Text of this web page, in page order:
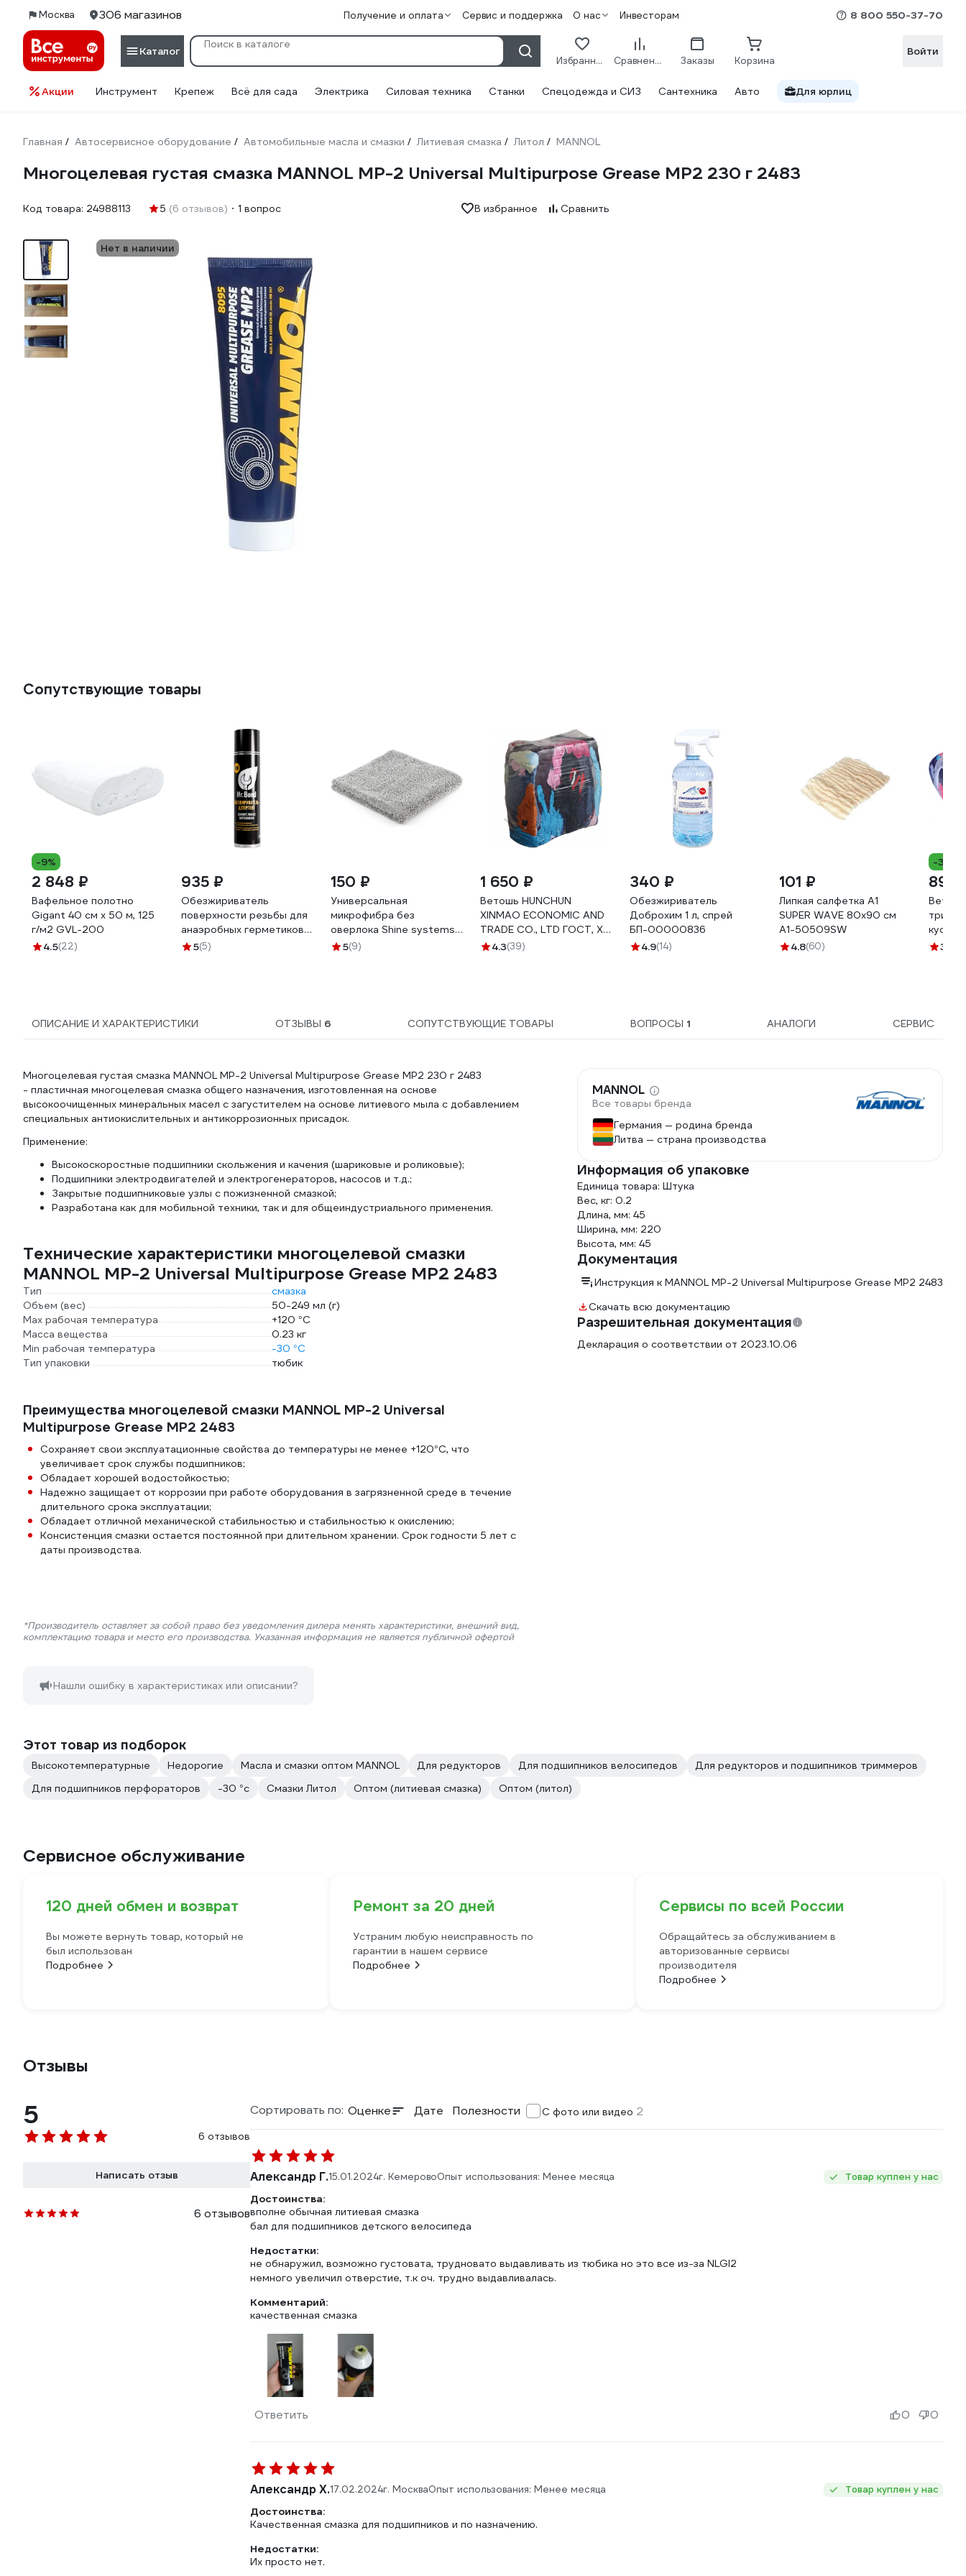
Москва 306 магазинов Получение и оплата Сервис и поддержка О нас Инвесторам 8 800 550-37-70
Каталог
Избранное Сравнение Заказы Корзина
Войти
Акции Инструмент Крепеж Всё для сада Электрика Силовая техника Станки Спецодежда и СИЗ Сантехника Авто Для юрлиц
Главная / Автосервисное оборудование / Автомобильные масла и смазки / Литиевая смазка / Литол / MANNOL
Многоцелевая густая смазка MANNOL MP-2 Universal Multipurpose Grease MP2 230 г 2483
Код товара: 24988113 5 (6 отзывов) 1 вопрос В избранное Сравнить
Нет в наличии
Сопутствующие товары
-9%
2 848 ₽
Вафельное полотно
Gigant 40 см х 50 м, 125
г/м2 GVL-200
4.5(22)
935 ₽
Обезжириватель
поверхности резьбы для
анаэробных герметиков
Mr.Bond 700
5(5)
150 ₽
Универсальная
микрофибра без
оверлока Shine systems
edgeless 40x40 см, 400
5(9)
1 650 ₽
Ветошь HUNCHUN
XINMAO ECONOMIC AND
TRADE CO., LTD ГОСТ, ХБ
цветной трикотаж,
4.3(39)
340 ₽
Обезжириватель
Доброхим 1 л, спрей
БП-00000836
4.9(14)
101 ₽
Липкая салфетка А1
SUPER WAVE 80x90 см
А1-50509SW
4.8(60)
-37%
899
куски,
3.6
ОПИСАНИЕ И ХАРАКТЕРИСТИКИ ОТЗЫВЫ 6 СОПУТСТВУЮЩИЕ ТОВАРЫ ВОПРОСЫ 1 АНАЛОГИ СЕРВИС
Многоцелевая густая смазка MANNOL MP-2 Universal Multipurpose Grease MP2 230 г 2483
- пластичная многоцелевая смазка общего назначения, изготовленная на основе
высокоочищенных минеральных масел с загустителем на основе литиевого мыла с добавлением
специальных антиокислительных и антикоррозионных присадок.
Применение:
Высокоскоростные подшипники скольжения и качения (шариковые и роликовые);
Подшипники электродвигателей и электрогенераторов, насосов и т.д.;
Закрытые подшипниковые узлы с пожизненной смазкой;
Разработана как для мобильной техники, так и для общеиндустриального применения.
Технические характеристики многоцелевой смазки
MANNOL MP-2 Universal Multipurpose Grease MP2 2483
Тип
смазка
Объем (вес)
50-249 мл (г)
Max рабочая температура
+120 °С
Масса вещества
0.23 кг
Min рабочая температура
-30 °С
Тип упаковки
тюбик
Преимущества многоцелевой смазки MANNOL MP-2 Universal
Multipurpose Grease MP2 2483
Сохраняет свои эксплуатационные свойства до температуры не менее +120°C, что
увеличивает срок службы подшипников;
Обладает хорошей водостойкостью;
Надежно защищает от коррозии при работе оборудования в загрязненной среде в течение
длительного срока эксплуатации;
Обладает отличной механической стабильностью и стабильностью к окислению;
Консистенция смазки остается постоянной при длительном хранении. Срок годности 5 лет с
даты производства.
*Производитель оставляет за собой право без уведомления дилера менять характеристики, внешний вид,
комплектацию товара и место его производства. Указанная информация не является публичной офертой
Нашли ошибку в характеристиках или описании?
MANNOL
Все товары бренда
Германия — родина бренда
Литва — страна производства
Информация об упаковке
Единица товара: Штука
Вес, кг: 0.2
Длина, мм: 45
Ширина, мм: 220
Высота, мм: 45
Документация
Инструкция к MANNOL MP-2 Universal Multipurpose Grease MP2 2483
Скачать всю документацию
Разрешительная документация
Декларация о соответствии от 2023.10.06
Этот товар из подборок
Высокотемпературные Недорогие Масла и смазки оптом MANNOL Для редукторов Для подшипников велосипедов
Для редукторов и подшипников триммеров
Для подшипников перфораторов
-30 °с Смазки Литол Оптом (литиевая смазка) Оптом (литол)
Сервисное обслуживание
120 дней обмен и возврат
Вы можете вернуть товар, который не
был использован
Подробнее
Ремонт за 20 дней
Устраним любую неисправность по
гарантии в нашем сервисе
Подробнее
Сервисы по всей России
Обращайтесь за обслуживанием в
авторизованные сервисы
производителя
Подробнее
Отзывы
5
6 отзывов
Написать отзыв
6 отзывов
Сортировать по: Оценке Дате Полезности С фото или видео 2
Александр Г.15.01.2024г. КемеровоОпыт использования: Менее месяца Товар куплен у нас
Достоинства:
вполне обычная литиевая смазка
бал для подшипников детского велосипеда
Недостатки:
не обнаружил, возможно густовата, трудновато выдавливать из тюбика но это все из-за NLGI2
немного увеличил отверстие, т.к оч. трудно выдавливалась.
Комментарий:
качественная смазка
Ответить 0 0
Александр Х.17.02.2024г. МоскваОпыт использования: Менее месяца Товар куплен у нас
Достоинства:
Качественная смазка для подшипников и по назначению.
Недостатки:
Их просто нет.